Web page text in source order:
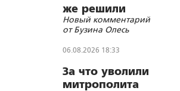
же решили
убить лидера
Ирана
Новый комментарий
от Бузина Олесь
06.08.2026 18:33
За что уволили
митрополита